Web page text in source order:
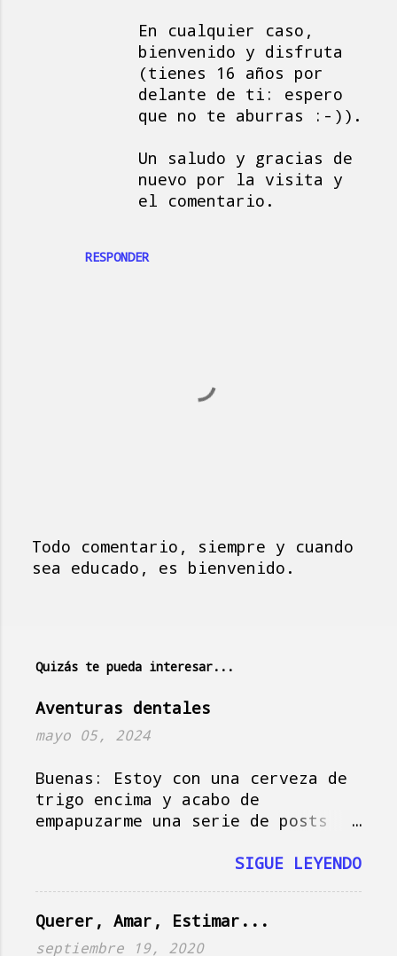
RESPONDER
En cualquier caso,
bienvenido y disfruta
(tienes 16 años por
delante de ti: espero
que no te aburras :-)).
Un saludo y gracias de
nuevo por la visita y
el comentario.
P
c
r
u
c
o
m
t
r
i
Todo comentario, siempre y cuando
sea educado, es bienvenido.
Quizás te pueda interesar...
Aventuras dentales
mayo 05, 2024
Buenas: Estoy con una cerveza de
trigo encima y acabo de
empapuzarme una serie de posts
como musa del blog, así que vamos
Imagínate la escena: es domingo
en Holanda, es soleado, la tele
SIGUE LEYENDO
Querer, Amar, Estimar...
septiembre 19, 2020